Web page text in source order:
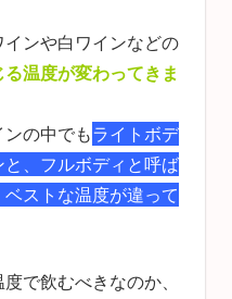
ンや白ワインなどの
温度が変わってきま
の中でもライトボデ
、フルボディと呼ば
ストな温度が違って
で飲むべきなのか、